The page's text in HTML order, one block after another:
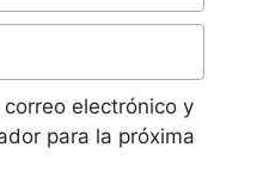
electrónico y
para la próxima